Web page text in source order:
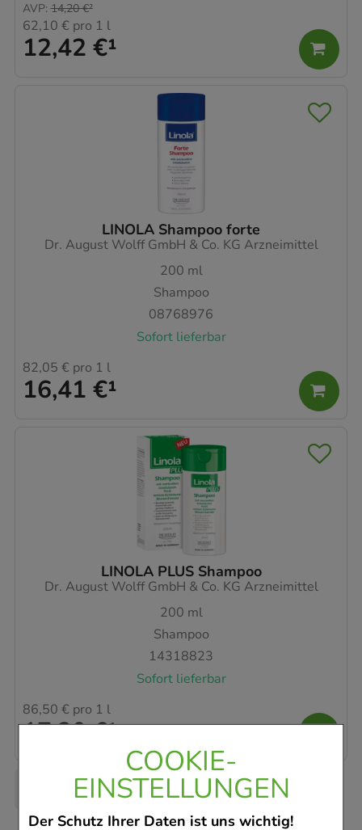
COOKIE-
EINSTELLUNGEN
Der Schutz Ihrer Daten ist uns wichtig!
12,42 €¹
AVP: 14,20 €²
62,10 € pro 1 l
LINOLA Shampoo forte
Dr. August Wolff GmbH & Co. KG Arzneimittel
200 ml
Shampoo
08768976
Sofort lieferbar
16,41 €¹
82,05 € pro 1 l
LINOLA PLUS Shampoo
Dr. August Wolff GmbH & Co. KG Arzneimittel
200 ml
Shampoo
14318823
Sofort lieferbar
17,30 €¹
86,50 € pro 1 l